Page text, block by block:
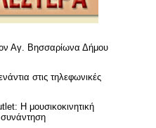
Αγ. Βησσαρίωνα Δήμου
στις τηλεφωνικές
Η μουσικοκινητική
συνάντηση